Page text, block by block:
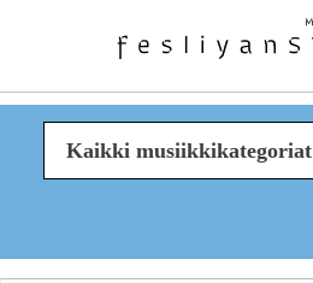
Kaikki musiikkikategoriat